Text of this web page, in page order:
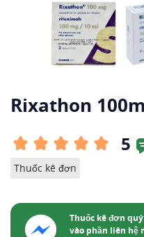
Rixathon
5
Thuốc kê đơn
Thuốc kê đơn
vào phần liên hệ